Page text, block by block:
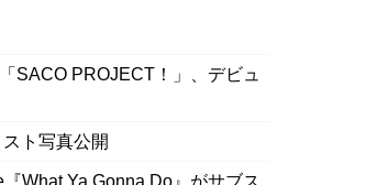
SACO PROJECT！」、デビュ
ト写真公開